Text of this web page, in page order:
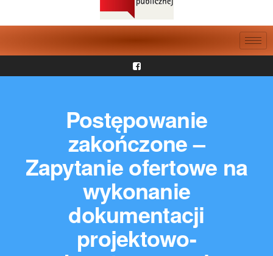
Postępowanie
zakończone –
Zapytanie ofertowe na
wykonanie
dokumentacji
projektowo-